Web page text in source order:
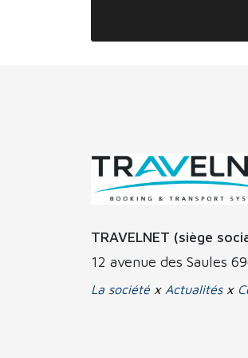
TRAVELNET (siège
12 avenue des Saules
La société x Actualitésx